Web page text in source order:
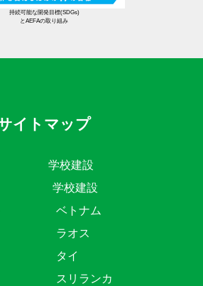
持続可能な開発目標(SDGs)
とAEFAの取り組み
イトマップ
学校建設
学校建設
ベトナム
ラオス
タイ
スリランカ